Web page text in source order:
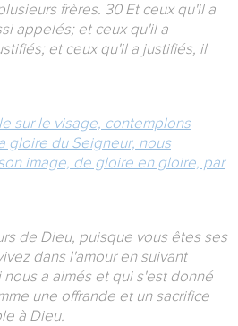
frères. 30 Et ceux qu'il a
appelés; et ceux qu'il a
et ceux qu'il a justifiés, il
sur le visage, contemplons
gloire du Seigneur, nous
image, de gloire en gloire, par
de Dieu, puisque vous êtes ses
dans l'amour en suivant
a aimés et qui s'est donné
une offrande et un sacrifice
à Dieu.